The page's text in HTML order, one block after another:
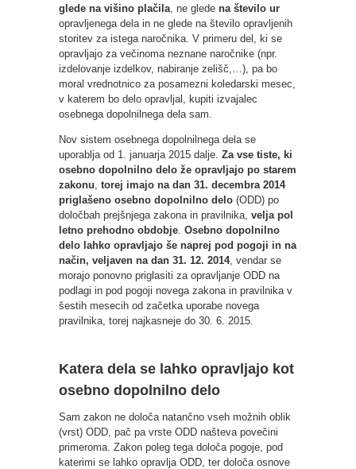
glede na višino plačila , ne glede na število ur
opravljenega dela in ne glede na število opravljenih
storitev za istega naročnika. V primeru del, ki se
opravljajo za večinoma neznane naročnike (npr.
izdelovanje izdelkov, nabiranje zelišč,…), pa bo
moral vrednotnico za posamezni koledarski mesec,
v katerem bo delo opravljal, kupiti izvajalec
osebnega dopolnilnega dela sam.
Nov sistem osebnega dopolnilnega dela se
uporablja od 1. januarja 2015 dalje. Za vse tiste, ki
osebno dopolnilno delo že opravljajo po starem
zakonu torej imajo na dan 31. decembra 2014
priglašeno osebno dopolnilno delo (ODD) po
določbah prejšnjega zakona in pravilnika, velja pol
letno prehodno obdobje Osebno dopolnilno
delo lahko opravljajo še naprej pod pogoji in na
način, veljaven na dan 31. 12. 2014, vendar se
morajo ponovno priglasiti za opravljanje ODD na
podlagi in pod pogoji novega zakona in pravilnika v
šestih mesecih od začetka uporabe novega
pravilnika, torej najkasneje do 30. 6. 2015.
Katera dela se lahko opravljajo kot
osebno dopolnilno delo
Sam zakon ne določa natančno vseh možnih oblik
(vrst) ODD, pač pa vrste ODD našteva povečini
primeroma. Zakon poleg tega določa pogoje, pod
katerimi se lahko opravlja ODD, ter določa osnove